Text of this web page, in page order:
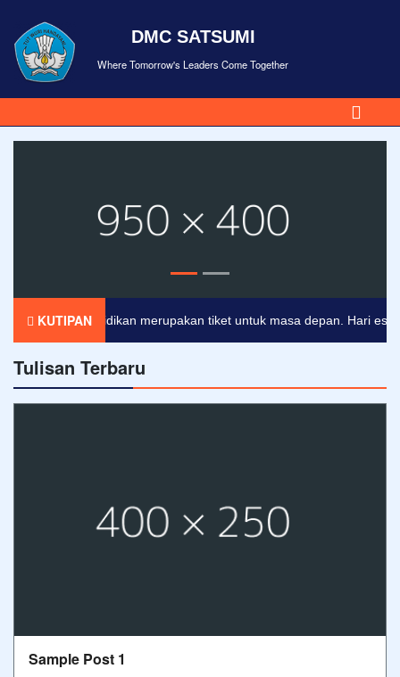
DMC SATSUMI
Where Tomorrow's Leaders Come Together
KUTIPAN
Pendidikan merupakan tiket untuk masa depan. Hari esok
Tulisan Terbaru
Sample Post 1